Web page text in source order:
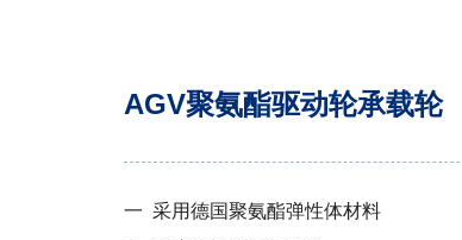
AGV聚氨酯驱动轮承载轮
一 采用德国聚氨酯弹性体材料